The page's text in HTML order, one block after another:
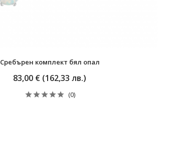
Сребърен комплект бял опал
83,00 € (162,33 лв.)
(0)